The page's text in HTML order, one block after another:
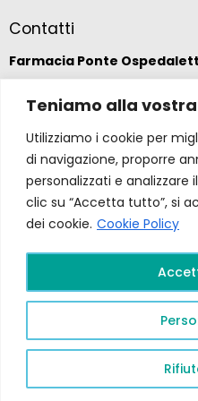
Teniamo alla
Utilizziamo i cookie per
di navigazione, proporre
personalizzati e
clic su “Accetta tutto”, si
dei cookie. Cookie Policy
Contatti
Farmacia Ponte
Via della Solidarietà 2,
47020 Longiano, Forlì-
(39) 0547 57265
Farmacia Ponte
riservati a Farmacia Ponte
Gruppo Ingegneria.
C.F.04323760407PR
2021/